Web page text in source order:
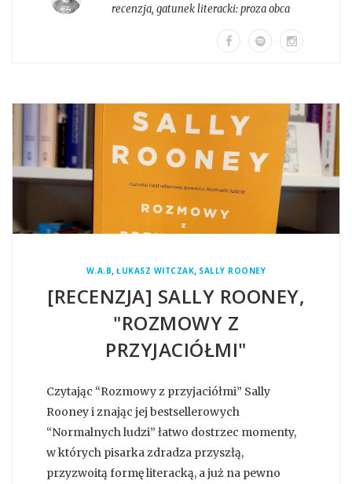
recenzja, gatunek literacki:proza obca
W.A.B,ŁUKASZ WITCZAK, SALLY ROONEY
[RECENZJA] SALLY ROONEY,
"ROZMOWY Z
PRZYJACIÓŁMI"
Czytając “Rozmowy z przyjaciółmi” Sally
Rooney i znając jej bestsellerowych
“Normalnych ludzi” łatwo dostrzec momenty,
w których pisarka zdradza przyszłą,
przyzwoitą formę literacką, a już na pewno